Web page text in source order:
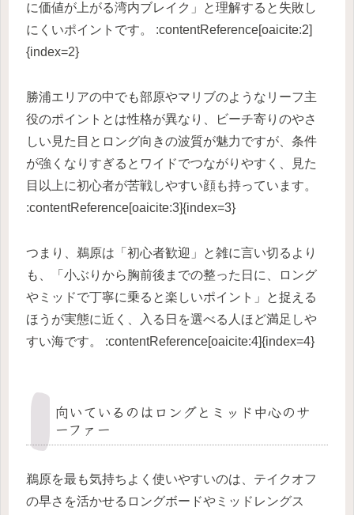
に価値が上がる湾内ブレイク」と理解すると失敗し
にくいポイントです。 :contentReference[oaicite:2]
{index=2}
勝浦エリアの中でも部原やマリブのようなリーフ主
役のポイントとは性格が異なり、ビーチ寄りのやさ
しい見た目とロング向きの波質が魅力ですが、条件
が強くなりすぎるとワイドでつながりやすく、見た
目以上に初心者が苦戦しやすい顔も持っています。
:contentReference[oaicite:3]{index=3}
つまり、鵜原は「初心者歓迎」と雑に言い切るより
も、「小ぶりから胸前後までの整った日に、ロング
やミッドで丁寧に乗ると楽しいポイント」と捉える
ほうが実態に近く、入る日を選べる人ほど満足しや
すい海です。 :contentReference[oaicite:4]{index=4}
向いているのはロングとミッド中心のサ
ーファー
鵜原を最も気持ちよく使いやすいのは、テイクオフ
の早さを活かせるロングボードやミッドレングス